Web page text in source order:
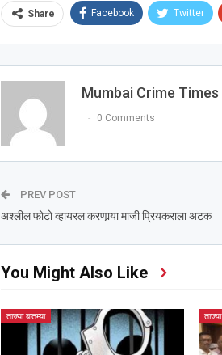
Share Facebook Twitter
Mumbai Crime Times
0 Comments
PREV POST
अश्‍लील फोटो व्हायरल करणार्‍या माजी प्रियकराला अटक
You Might Also Like
ताज्या बातम्या